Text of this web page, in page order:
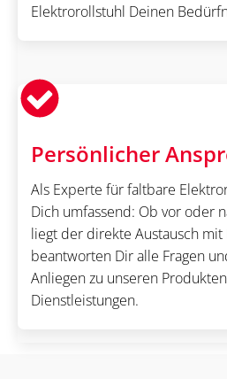
Elektrorollstuhl Deinen
Persönlicher
Als Experte für faltbare
Dich umfassend: Ob vor oder
liegt der direkte Austausch
beantworten Dir alle Fragen
Anliegen zu unseren
Dienstleistungen.